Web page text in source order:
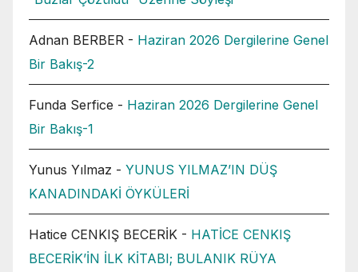
Adnan BERBER - Haziran 2026 Dergilerine Genel
Bir Bakış-2
Funda Serfice - Haziran 2026 Dergilerine Genel
Bir Bakış-1
Yunus Yılmaz - YUNUS YILMAZ’IN DÜŞ
KANADINDAKİ ÖYKÜLERİ
Hatice CENKIŞ BECERİK - HATİCE CENKIŞ
BECERİK’İN İLK KİTABI; BULANIK RÜYA